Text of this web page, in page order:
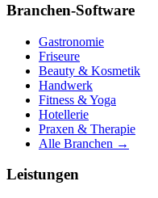
Branchen-Software
Gastronomie
Friseure
Beauty & Kosmetik
Handwerk
Fitness & Yoga
Hotellerie
Praxen & Therapie
Alle Branchen →
Leistungen